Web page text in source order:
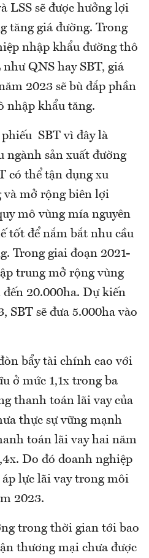
LSS sẽ được hưởng lợi
tăng giá đường. Trong
nhập khẩu đường thô
QNS hay SBT, giá
2023 sẽ bù đắp phần
nhập khẩu tăng.
SBT vì đây là
ngành sản xuất đường
có thể tận dụng xu
và mở rộng biên lợi
mô vùng mía nguyên
tốt để nắm bắt nhu cầu
Trong giai đoạn 2021-
trung mở rộng vùng
20.000ha. Dự kiến
SBT sẽ đưa 5.000ha vào
bẩy tài chính cao với
ở mức 1,1x trong ba
thanh toán lãi vay của
thực sự vững mạnh
toán lãi vay hai năm
Do đó doanh nghiệp
lực lãi vay trong môi
2023.
trong thời gian tới bao
thương mại chưa được